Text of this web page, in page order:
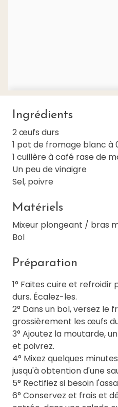
Ingrédients
2 œufs durs
1 pot de fromage blanc à
1 cuillère à café rase de
Un peu de vinaigre
Sel, poivre
Matériels
Mixeur plongeant / bras
Bol
Préparation
1° Faites cuire et
durs. Écalez-les.
2° Dans un bol, versez le
grossièrement les œufs
3° Ajoutez la moutarde,
et poivrez.
4° Mixez quelques
jusqu'à obtention d'une
5° Rectifiez si besoin
6° Conservez et frais et